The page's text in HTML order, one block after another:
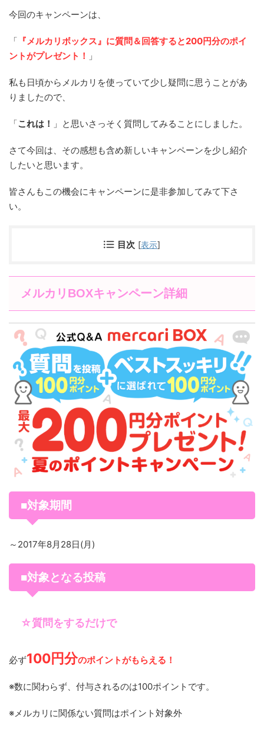
今回のキャンペーンは、
「 『メルカリボックス』に質問＆回答すると200円分のポイ
ントがプレゼント！ 」
私も日頃からメルカリを使っていて少し疑問に思うことがあ
りましたので、
「これは！ 」と思いさっそく質問してみることにしました。
さて今回は、その感想も含め新しいキャンペーンを少し紹介
したいと思います。
皆さんもこの機会にキャンペーンに是非参加してみて下さ
い。
目次 [表示]
メルカリBOXキャンペーン詳細
■対象期間
～2017年8月28日(月)
■対象となる投稿
☆質問をするだけで
必ず100円分のポイントがもらえる！
※数に関わらず、付与されるのは100ポイントです。
※メルカリに関係ない質問はポイント対象外